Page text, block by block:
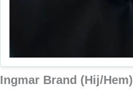
Ingmar Brand (Hij/Hem)